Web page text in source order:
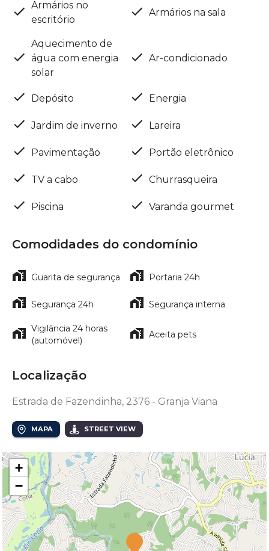
Armários no
escritório
Armários na sala
Aquecimento de
água com energia
solar
Ar-condicionado
Depósito Energia
Jardim de inverno Lareira
Pavimentação Portão eletrônico
TV a cabo Churrasqueira
Piscina Varanda gourmet
Comodidades do condomínio
Guarita de segurança Portaria 24h
Segurança 24h Segurança interna
Vigilância 24 horas
(automóvel)
Aceita pets
Localização
Estrada de Fazendinha, 2376 - Granja Viana
MAPA STREET VIEW
+
−